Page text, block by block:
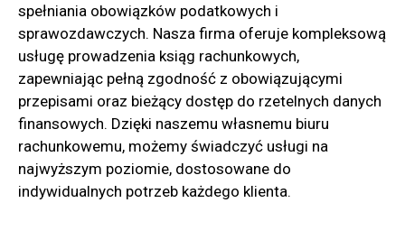
spełniania obowiązków podatkowych i
sprawozdawczych. Nasza firma oferuje kompleksową
usługę prowadzenia ksiąg rachunkowych,
zapewniając pełną zgodność z obowiązującymi
przepisami oraz bieżący dostęp do rzetelnych danych
finansowych. Dzięki naszemu własnemu biuru
rachunkowemu, możemy świadczyć usługi na
najwyższym poziomie, dostosowane do
indywidualnych potrzeb każdego klienta.